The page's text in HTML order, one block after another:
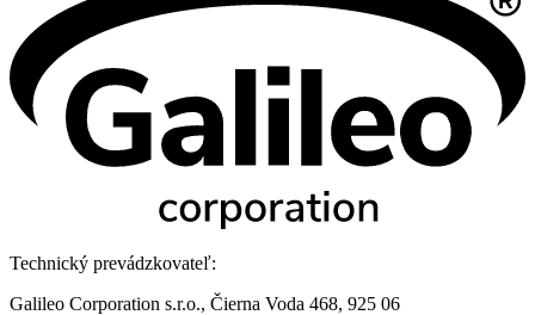
Technický prevádzkovateľ:
Galileo Corporation s.r.o., Čierna Voda 468, 925 06